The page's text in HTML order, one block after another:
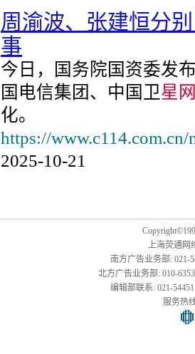
周渝波、张建恒分
事
今日，国务院国资委发
国电信集团、中国卫星
化。
https://
2025-10-21
上海荧通网
南方广告业务部: 021-
北方广告业务部: 010-
编辑部联系: 021-
服务热